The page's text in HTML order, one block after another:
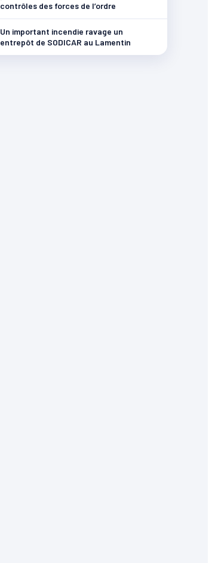
contrôles des forces de l’ordre
Un important incendie ravage un
entrepôt de SODICAR au Lamentin